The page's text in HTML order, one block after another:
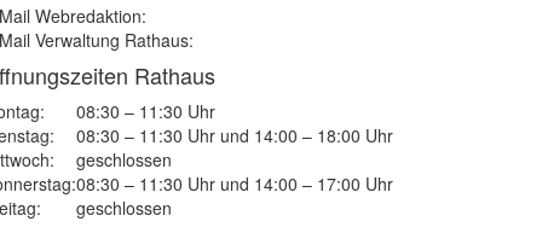
Webredaktion:
Verwaltung Rathaus:
Rathaus
08:30 – 11:30 Uhr
08:30 – 11:30 Uhr und 14:00 – 18:00 Uhr
geschlossen
08:30 – 11:30 Uhr und 14:00 – 17:00 Uhr
geschlossen